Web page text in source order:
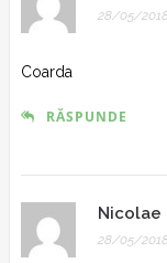
28/05/2018
Coarda
RĂSPUNDE
Nicolae
28/05/2018